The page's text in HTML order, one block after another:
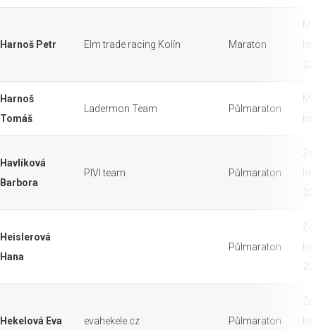
Harnoš Petr Elm trade racing Kolín Maraton
Harnoš
Tomáš
Ladermon Team Půlmaraton
Havlíková
Barbora
PIVI team Půlmaraton
Heislerová
Hana
Půlmaraton
Hekelová Eva evahekele.cz Půlmaraton